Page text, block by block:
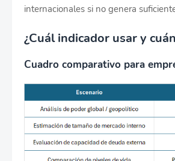
internacionales si no genera
¿Cuál indicador usar y
Cuadro comparativo para